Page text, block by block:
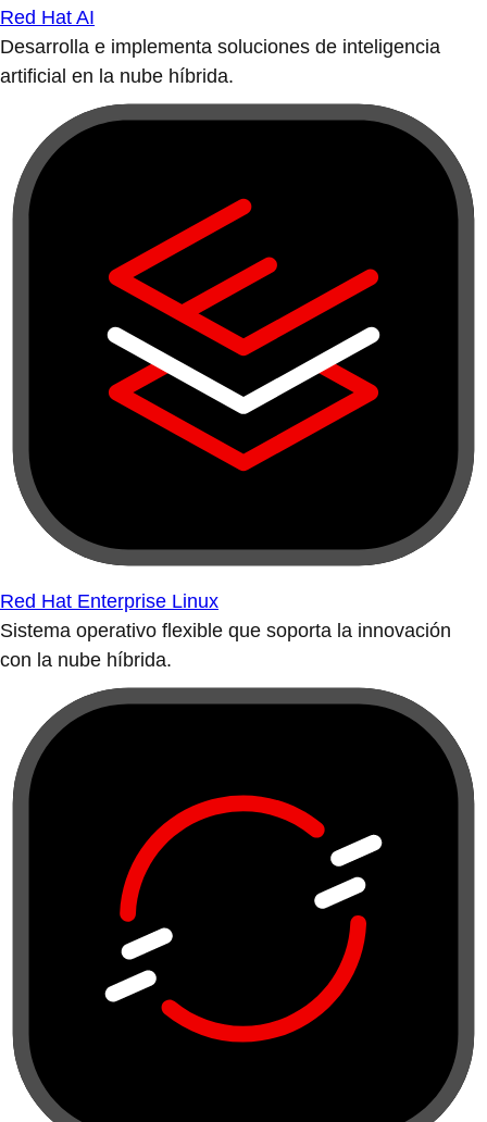
Red Hat AI
Desarrolla e implementa soluciones de inteligencia
artificial en la nube híbrida.
Red Hat Enterprise Linux
Sistema operativo flexible que soporta la innovación
con la nube híbrida.